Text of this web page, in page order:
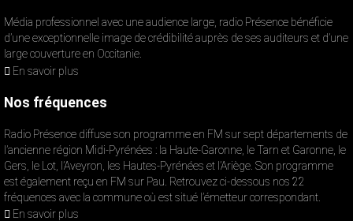
Média professionnel avec une audience large, radio Présence bénéficie
d’une exceptionnelle image de crédibilité auprès de ses auditeurs et d’une
large couverture en Occitanie.
En savoir plus
Nos fréquences
Radio Présence diffuse son programme en FM sur sept départements de
l’ancienne région Midi-Pyrénées : la Haute-Garonne, le Tarn et Garonne, le
Gers, le Lot, l’Aveyron, les Hautes-Pyrénées et l’Ariège. Son programme
est également reçu en FM sur Pau. Retrouvez ci-dessous nos 22
fréquences avec la commune où est situé l’émetteur correspondant.
En savoir plus